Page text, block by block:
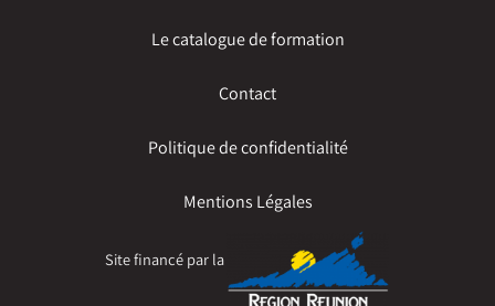
Le catalogue de formation
Contact
Politique de confidentialité
Mentions Légales
Site financé par la